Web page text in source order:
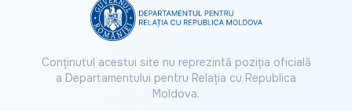
Conținutul acestui site nu reprezintă poziția oficială
a Departamentului pentru Relația cu Republica
Moldova.